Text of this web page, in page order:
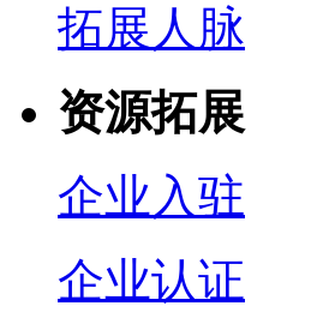
拓展人脉
资源拓展
企业入驻
企业认证